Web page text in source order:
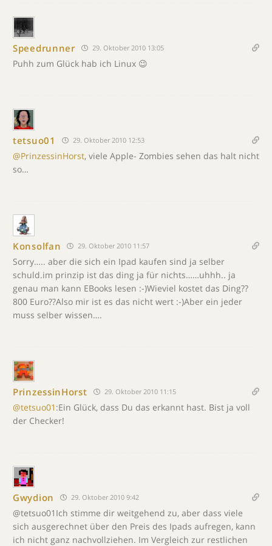
Speedrunner 29. Oktober 2010 13:05
Puhh zum Glück hab ich Linux 😉
tetsuo01 29. Oktober 2010 12:53
@PrinzessinHorst, viele Apple- Zombies sehen das halt nicht
so…
Konsolfan 29. Oktober 2010 11:57
Sorry….. aber die sich ein Ipad kaufen sind ja selber
schuld.im prinzip ist das ding ja für nichts……uhhh.. ja
genau man kann EBooks lesen :-)Wieviel kostet das Ding??
800 Euro??Also mir ist es das nicht wert :-)Aber ein jeder
muss selber wissen….
PrinzessinHorst 29. Oktober 2010 11:15
@tetsuo01 :Ein Glück, dass Du das erkannt hast. Bist ja voll
der Checker!
Gwydion 29. Oktober 2010 9:42
@tetsuo01Ich stimme dir weitgehend zu, aber dass viele
sich ausgerechnet über den Preis des Ipads aufregen, kann
ich nicht ganz nachvollziehen. Im Vergleich zur restlichen